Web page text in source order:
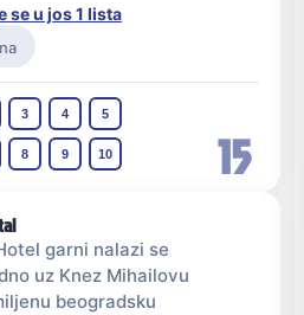
15
se u jos 1 lista
3 4 5
8 9 10
garni nalazi se
uz Knez Mihailovu
beogradsku